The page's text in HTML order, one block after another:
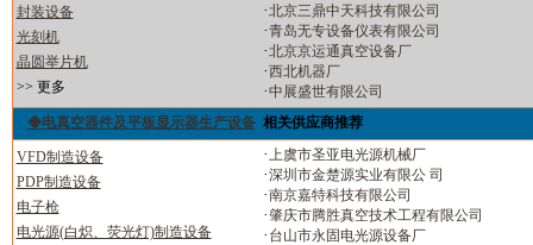
封装设备
光刻机
晶圆举片机
>> 更多
·北京三鼎中天科技有限公司
·青岛无专设备仪表有限公司
·北京京运通真空设备厂
·西北机器厂
·中展盛世有限公司
◆电真空器件及平板显示器生产设备 相关供应商推荐
VFD制造设备
PDP制造设备
电子枪
电光源(白炽、荧光灯)制造设备
·上虞市圣亚电光源机械厂
·深圳市金楚源实业有限公 司
·南京嘉特科技有限公司
·肇庆市腾胜真空技术工程有限公司
· 台山市永固电光源设备厂